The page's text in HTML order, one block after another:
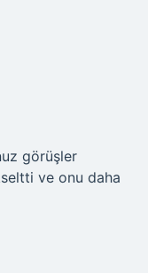
görüşler
ve onu daha